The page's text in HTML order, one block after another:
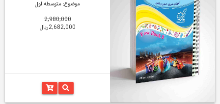
موضوع: متوسطه اول
2,980,000
2,682,000ریال